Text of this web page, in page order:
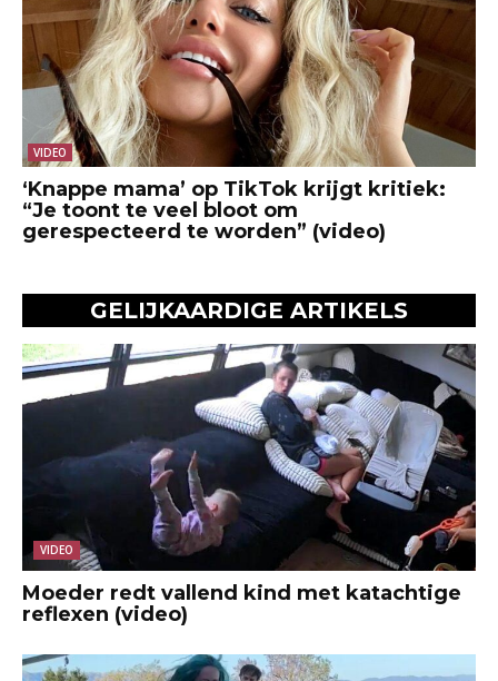
VIDEO
‘Knappe mama’ op TikTok krijgt kritiek:
“Je toont te veel bloot om
gerespecteerd te worden” (video)
GELIJKAARDIGE ARTIKELS
VIDEO
Moeder redt vallend kind met katachtige
reflexen (video)